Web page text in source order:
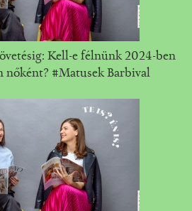
Kell-e félnünk 2024-ben
nőként? #Matusek Barbival